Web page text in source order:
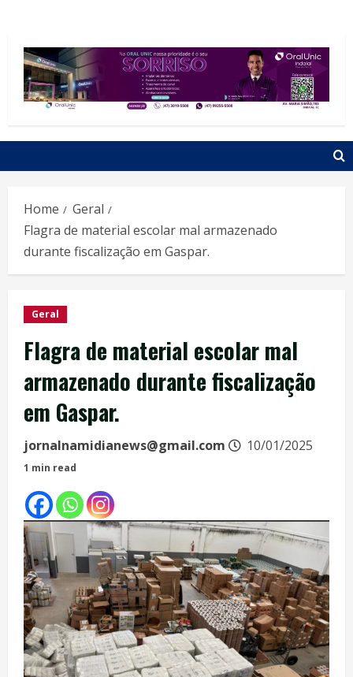
Home
Geral
Flagra de material escolar mal armazenado
durante fiscalização em Gaspar.
Geral
Flagra de material escolar mal
armazenado durante fiscalização
em Gaspar.
jornalnamidianews@gmail.com 10/01/2025
1 min read